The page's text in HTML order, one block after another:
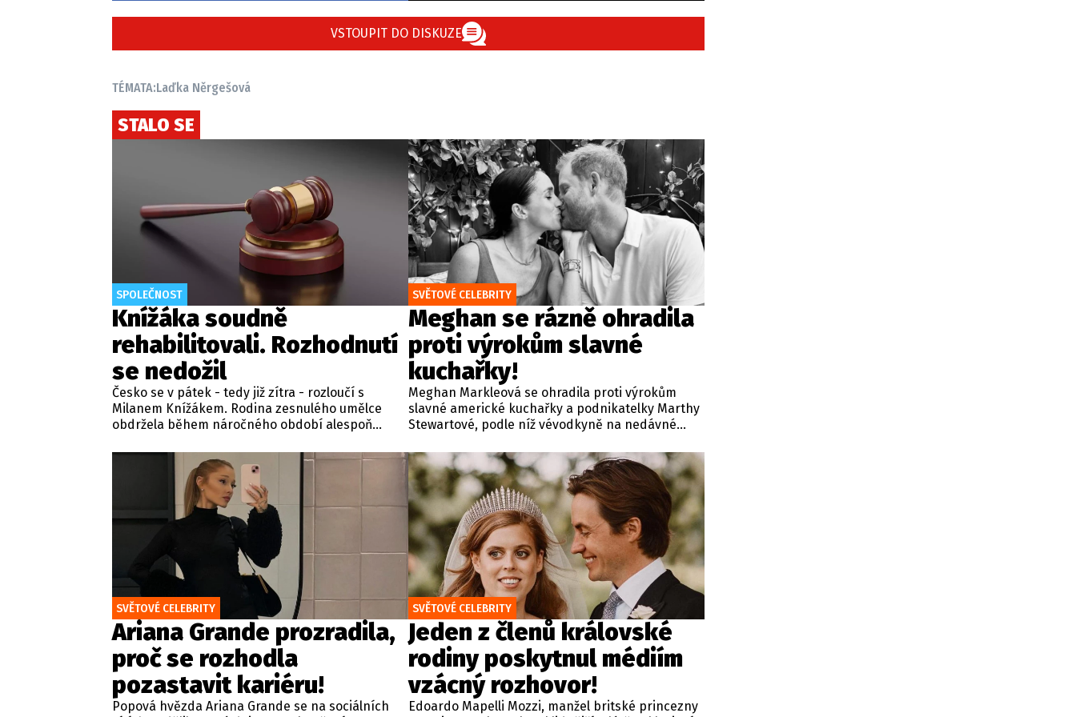
VSTOUPIT DO DISKUZE
TÉMATA:Laďka Něrgešová
STALO SE
SPOLEČNOST
Knížáka soudně
rehabilitovali. Rozhodnutí
se nedožil
Česko se v pátek - tedy již zítra - rozloučí s
Milanem Knížákem. Rodina zesnulého umělce
obdržela během náročného období alespoň
obvodních soudů Knížáka definitivně
rehabilitoval za vazební stíhání v dobách
komunistického režimu.
SVĚTOVÉ CELEBRITY
Meghan se rázně ohradila
proti výrokům slavné
kuchařky!
Meghan Markleová se ohradila proti výrokům
slavné americké kuchařky a podnikatelky Marthy
Stewartové, podle níž vévodkyně na nedávné
červencové setkání s britským králem Karlem III.
Zmíněná schůzka v sídle Highgrove House přitom
proběhla ve Velké Británii za přísně tajných
podmínek a pod zámkem utajení.
SVĚTOVÉ CELEBRITY
Ariana Grande prozradila,
proč se rozhodla
pozastavit kariéru!
Popová hvězda Ariana Grande se na sociálních
SVĚTOVÉ CELEBRITY
Jeden z členů královské
rodiny poskytnul médiím
vzácný rozhovor!
Edoardo Mapelli Mozzi, manžel britské princezny